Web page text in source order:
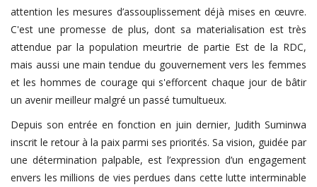
attention les mesures d’assouplissement déjà mises en œuvre.
C'est une promesse de plus, dont sa materialisation est très
attendue par la population meurtrie de partie Est de la RDC,
mais aussi une main tendue du gouvernement vers les femmes
et les hommes de courage qui s'efforcent chaque jour de bâtir
un avenir meilleur malgré un passé tumultueux.
Depuis son entrée en fonction en juin dernier, Judith Suminwa
inscrit le retour à la paix parmi ses priorités. Sa vision, guidée par
une détermination palpable, est l’expression d’un engagement
envers les millions de vies perdues dans cette lutte interminable